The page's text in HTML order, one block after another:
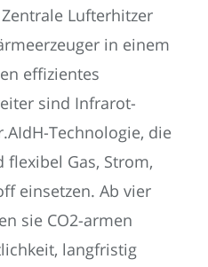
Lufterhitzer
in einem
effizientes
sind Infrarot-
Technologie, die
flexibel Gas, Strom,
einsetzen. Ab vier
sie CO2-armen
langfristig